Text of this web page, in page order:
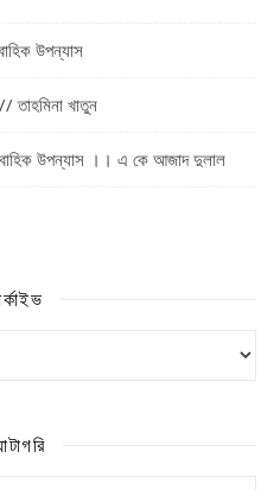
উপন্যাস
তাহমিনা খাতুন
উপন্যাস ।। এ কে আজাদ দুলাল